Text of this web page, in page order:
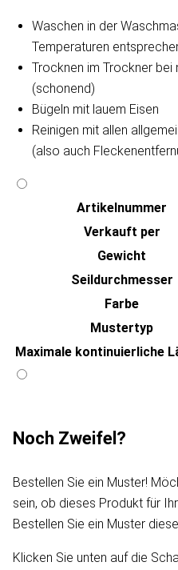
Waschen in der
Temperaturen
Trocknen im Trockner bei
(schonend)
Bügeln mit lauem Eisen
Reinigen mit allen
(also auch
Artikeln‌ummer
Verkauft per
Gewicht
Seildurchmesser
Farbe
Mustertyp
Maximale kontinuierliche
Noch Zweifel?
Bestellen Sie ein Muster!
sein, ob dieses Produkt für
Bestellen Sie ein Muster
Klicken Sie unten auf die